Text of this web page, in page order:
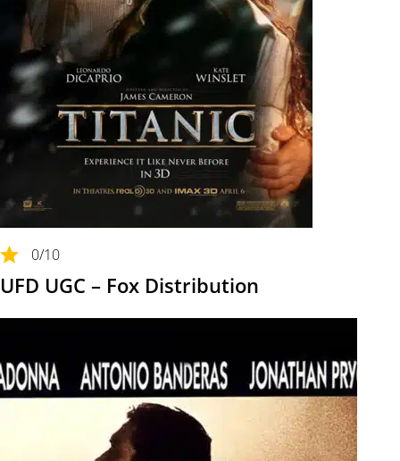
0/10
UFD UGC – Fox Distribution